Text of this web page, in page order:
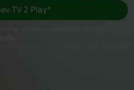
konference om truede arter i verden
TV 2 Play*
dit abonnement på Mit TV 2.